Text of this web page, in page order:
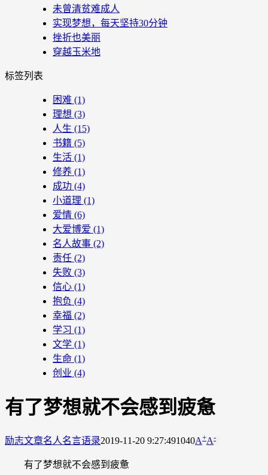
未曾清贫难成人
实现梦想，每天坚持30分钟
挫折也美丽
穿越玉米地
标签列表
困难 (1)
理想 (3)
人生 (15)
书籍 (5)
生活 (1)
修养 (1)
成功 (4)
小道理 (1)
爱情 (6)
大爱博爱 (1)
名人故事 (2)
责任 (2)
失败 (3)
信心 (1)
抱负 (4)
幸福 (2)
学习 (1)
文学 (1)
生命 (1)
创业 (4)
有了梦想就不会感到疲惫
励志文章名人名言语录2019-11-20 9:27:491040A+A-
有了梦想就不会感到疲惫